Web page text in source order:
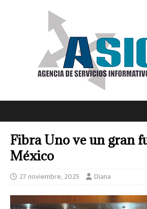
Fibra Uno ve un gran
México
27 noviembre, 2025 Diana